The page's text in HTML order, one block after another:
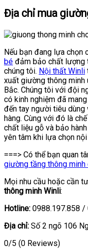
Địa chỉ mua
Nếu bạn đang lựa chọn
bé đảm bảo chất lượng
chúng tôi. Nội thất Winli
xuất giường thông
Bắc. Chúng tôi với đội
có kinh nghiệm đã
đến tay người tiêu dùng
hàng. Cùng với đó là
chất liệu gỗ và bảo
yên tâm khi lựa chọn
===> Có thể bạn quan
giường tầng thông minh
Mọi nhu cầu hoặc cần
thông minh Winli:
Hotline: 0988.197.858 /
Địa chỉ: Số 2 ngõ 106
0/5 (0 Reviews)